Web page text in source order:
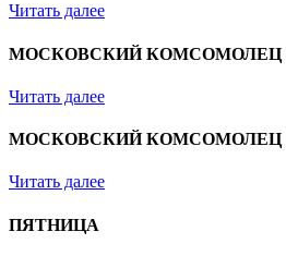
Читать далее
МОСКОВСКИЙ КОМСОМОЛЕЦ
Читать далее
МОСКОВСКИЙ КОМСОМОЛЕЦ
Читать далее
ПЯТНИЦА